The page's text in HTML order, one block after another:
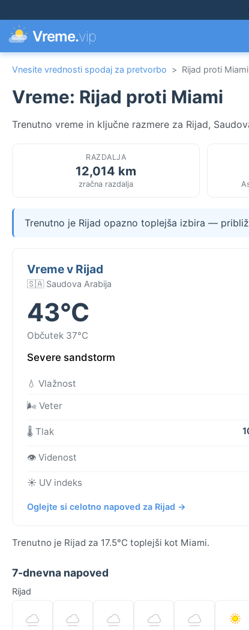
Vreme.vip
Vnesite vrednosti spodaj za pretvorbo > Rijad proti Miami
Vreme: Rijad proti Miami
Trenutno vreme in ključne razmere za Rijad,
RAZDALJA
12,014 km
zračna razdalja
Trenutno je Rijad opazno toplejša izbira —
Vreme v Rijad
🇸🇦 Saudova Arabija
43°C
Občutek 37°C
Severe sandstorm
💧 Vlažnost
🌬️ Veter
🌡️ Tlak
👁️ Videnost
☀️ UV indeks
Oglejte si celotno napoved za Rijad →
Trenutno je Rijad za 17.5°C toplejši kot Miami.
7-dnevna napoved
Rijad